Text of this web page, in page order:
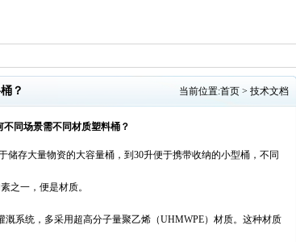
当前位置:首页 > 技术文档
？​
同场景需不同材质塑料桶？​
存大量物资的大容量桶，到30升便于携带收纳的小型桶，不同
之一，便是材质。​
系统，多采用超高分子量聚乙烯（UHMWPE）材质。这种材质